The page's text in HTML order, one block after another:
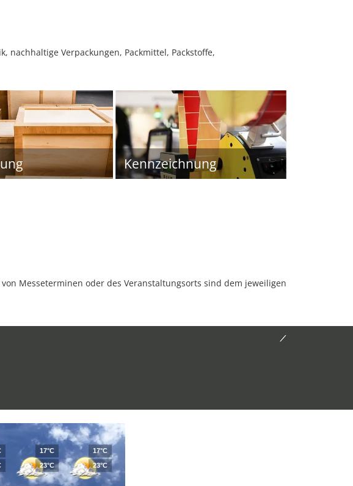
Verpackungen, Packmittel, Packstoffe,
Kennzeichnung
Messeterminen oder des Veranstaltungsorts sind dem jeweiligen
17°C
23°C
17°C
23°C